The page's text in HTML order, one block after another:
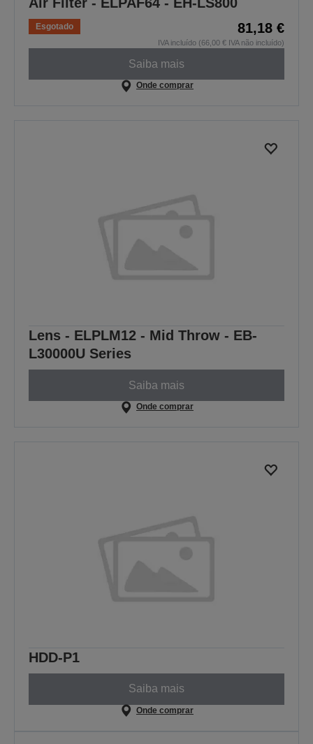
Esgotado 81,18 €
IVA incluído (66,00 € IVA não incluído)
Saiba mais
Onde comprar
Lens - ELPLM12 - Mid Throw - EB-
L30000U Series
Saiba mais
Onde comprar
HDD-P1
Saiba mais
Onde comprar